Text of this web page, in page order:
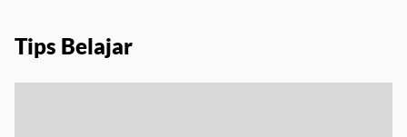
Tips Belajar